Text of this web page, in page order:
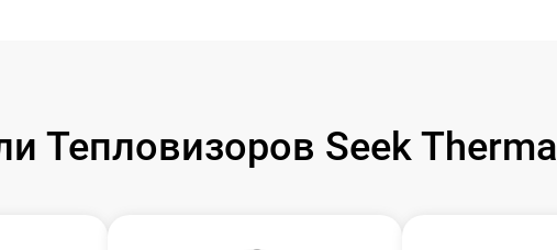
Тепловизоров Seek Thermal